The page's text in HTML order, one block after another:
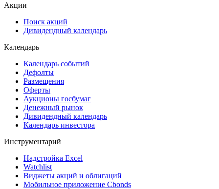
Акции
Поиск акций
Дивидендный календарь
Календарь
Календарь событий
Дефолты
Размещения
Оферты
Аукционы госбумаг
Денежный рынок
Дивидендный календарь
Календарь инвестора
Инструментарий
Надстройка Excel
Watchlist
Виджеты акций и облигаций
Мобильное приложение Cbonds